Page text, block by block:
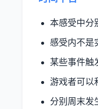
本感受中分
感受内不是
某些事件触
游戏者可以
分别周末发